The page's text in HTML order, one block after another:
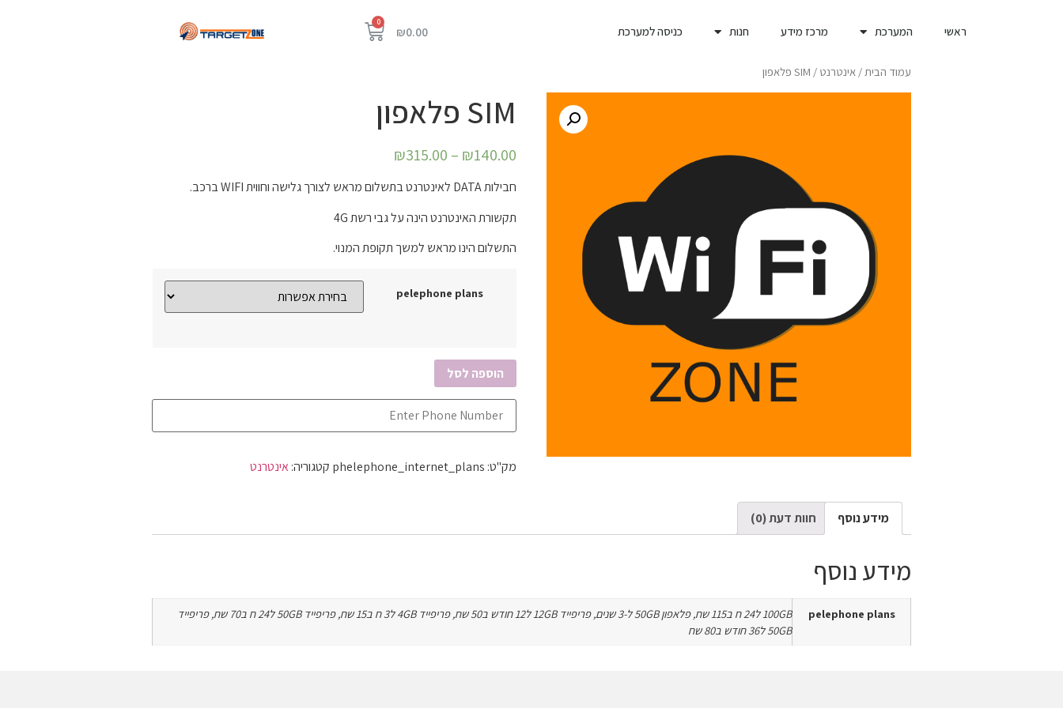
ראשי המערכת מרכז מידע חנות כניסה למערכת ₪0.00
עמוד הבית/ אינטרנט / SIM פלאפון
SIM פלאפון
₪140.00
–
₪315.00
חבילות DATA לאינטרנט בתשלום מראש לצורך גלישה וחווית WIFI ברכב.
תקשורת האינטרנט הינה על גבי רשת 4G
התשלום הינו מראש למשך תקופת המנוי.
pelephone plans
הוספה לסל
מק"ט: phelephone_internet_plans קטגוריה:אינטרנט
מידע נוסף חוות דעת (0)
מידע נוסף
pelephone plans
100GB ל24 ח ב115 שח, פלאפון 50GB ל-3 שנים, פריפייד 12GB ל12 חודש ב50 שח, פריפייד 4GB ל3 ח ב15 שח, פריפייד 50GB ל24 ח ב70 שח, פריפייד
50GB ל36 חודש ב80 שח